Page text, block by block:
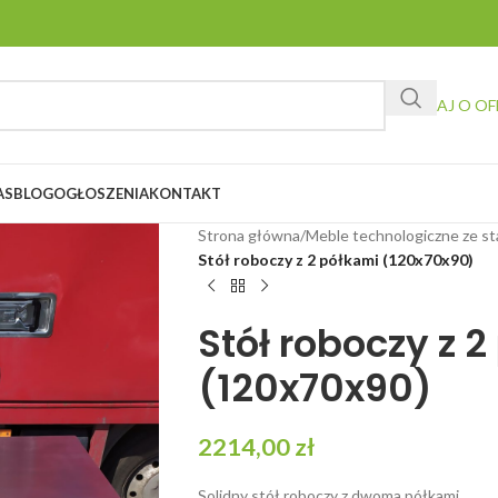
ZAPYTAJ O
BLOGOGŁOSZENIAKONTAKT
Strona główna/Meble technologiczne ze
Stół roboczy z 2 półkami (120x70x90)
Stół roboczy z
(120x70x90)
2214,00zł